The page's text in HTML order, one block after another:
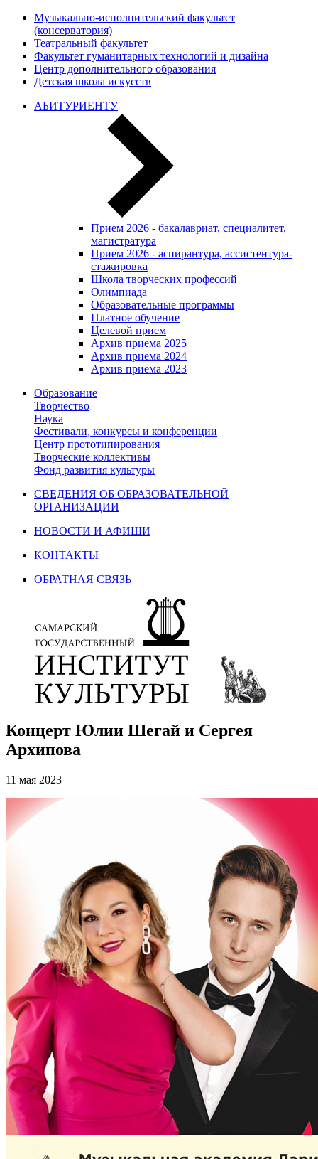
Музыкально-исполнительский факультет
(консерватория)
Театральный факультет
Факультет гуманитарных технологий и дизайна
Центр дополнительного образования
Детская школа искусств
АБИТУРИЕНТУ
Прием 2026 - бакалавриат, специалитет,
магистратура
Прием 2026 - аспирантура, ассистентура-
стажировка
Школа творческих профессий
Олимпиада
Образовательные программы
Платное обучение
Целевой прием
Архив приема 2025
Архив приема 2024
Архив приема 2023
Образование
Творчество
Наука
Фестивали, конкурсы и конференции
Центр прототипирования
Творческие коллективы
Фонд развития культуры
СВЕДЕНИЯ ОБ ОБРАЗОВАТЕЛЬНОЙ
ОРГАНИЗАЦИИ
НОВОСТИ И АФИШИ
КОНТАКТЫ
ОБРАТНАЯ СВЯЗЬ
Концерт Юлии Шегай и Сергея
Архипова
11 мая 2023